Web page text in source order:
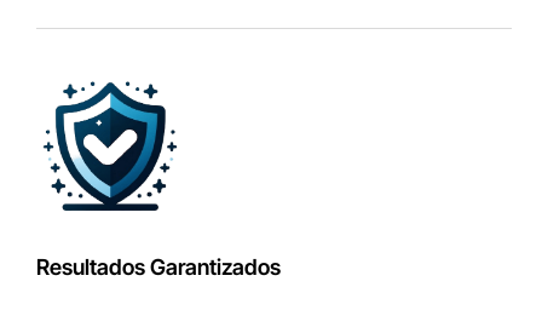
Resultados Garantizados